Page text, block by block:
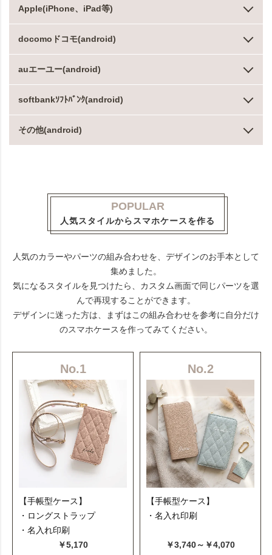
Apple(iPhone、iPad等)
docomoドコモ(android)
auエーユー(android)
softbankｿﾌﾄﾊﾞﾝｸ(android)
その他(android)
POPULAR
人気スタイルからスマホケースを作る
人気のカラーやパーツの組み合わせを、デザインのお手本として
集めました。
気になるスタイルを見つけたら、カスタム画面で同じパーツを選
んで再現することができます。
デザインに迷った方は、まずはこの組み合わせを参考に自分だけ
のスマホケースを作ってみてください。
No.1
【手帳型ケース】
・ロングストラップ
・名入れ印刷
￥5,170
No.2
【手帳型ケース】
・名入れ印刷
￥3,740～￥4,070